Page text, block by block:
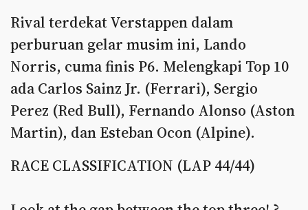
Rival terdekat Verstappen dalam
perburuan gelar musim ini, Lando
Norris, cuma finis P6. Melengkapi Top 10
ada Carlos Sainz Jr. (Ferrari), Sergio
Perez (Red Bull), Fernando Alonso (Aston
Martin), dan Esteban Ocon (Alpine).
RACE CLASSIFICATION (LAP 44/44)